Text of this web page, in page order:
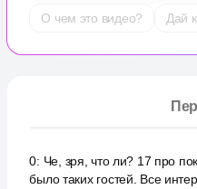
О чем это видео? Дай
0: Че, зря, что ли? 17 про
было таких гостей. Все